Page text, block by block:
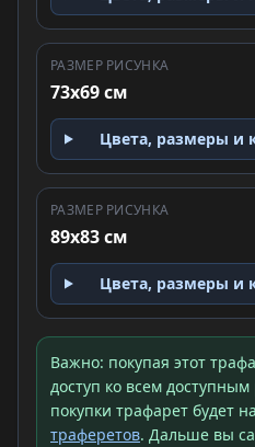
РАЗМЕР РИСУНКА
73x69 см
Цвета, размеры и
РАЗМЕР РИСУНКА
89x83 см
Цвета, размеры и
Важно: покупая этот
доступ ко всем
покупки трафарет будет на
траферетов. Дальше вы